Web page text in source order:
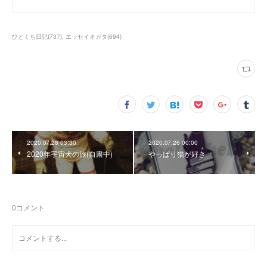
ひとくち日記(737) エッセイオガタ(694)
2020.07.28 03:30
2020年宇宙犬の旅(自粛中)
2020.07.26 00:00
やっぱり猫が好き
0コメント